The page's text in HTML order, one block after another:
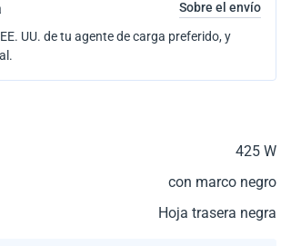
Sobre el envío
UU. de tu agente de carga preferido, y
425 W
con marco negro
Hoja trasera negra